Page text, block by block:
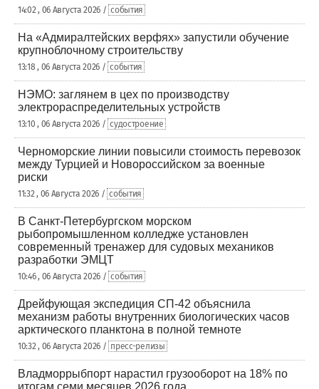
14:02 , 06 Августа 2026 / события
На «Адмиралтейских верфях» запустили обучение
крупноблочному строительству
13:18 , 06 Августа 2026 / события
НЭМО: заглянем в цех по производству
электрораспределительных устройств
13:10 , 06 Августа 2026 / судостроение
Черноморские линии повысили стоимость перевозок
между Турцией и Новороссийском за военные
риски
11:32 , 06 Августа 2026 / события
В Санкт-Петербургском морском
рыбопромышленном колледже установлен
современный тренажер для судовых механиков
разработки ЭМЦТ
10:46 , 06 Августа 2026 / события
Дрейфующая экспедиция СП-42 объяснила
механизм работы внутренних биологических часов
арктического планктона в полной темноте
10:32 , 06 Августа 2026 / пресс-релизы
Владморрыбпорт нарастил грузооборот на 18% по
итогам семи месяцев 2026 года